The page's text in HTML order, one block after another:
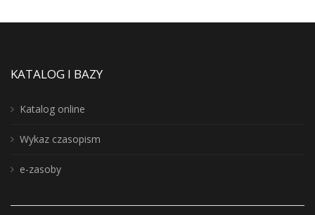
KATALOG I BAZY
Katalog online
Wykaz czasopism
e-zasoby